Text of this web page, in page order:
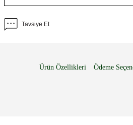
Tavsiye Et
Ürün Özellikleri Ödeme